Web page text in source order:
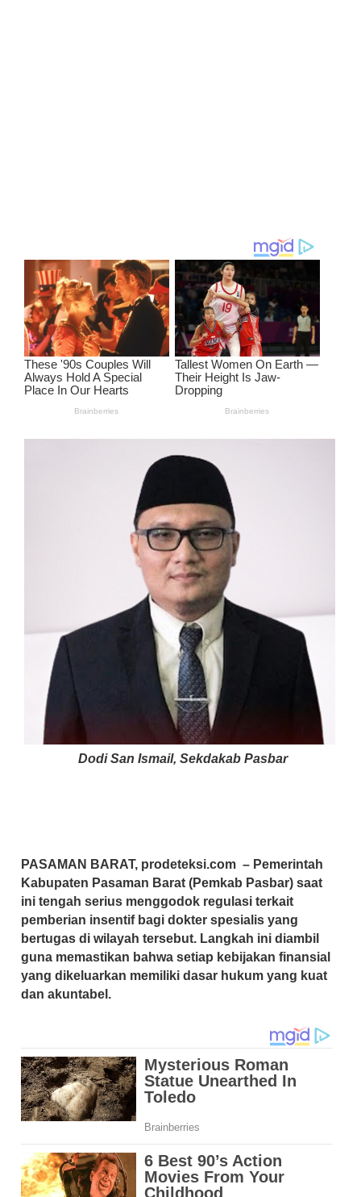
Dodi San Ismail, Sekdakab Pasbar
PASAMAN BARAT, prodeteksi.com – Pemerintah
Kabupaten Pasaman Barat (Pemkab Pasbar) saat
ini tengah serius menggodok regulasi terkait
pemberian insentif bagi dokter spesialis yang
bertugas di wilayah tersebut. Langkah ini diambil
guna memastikan bahwa setiap kebijakan finansial
yang dikeluarkan memiliki dasar hukum yang kuat
dan akuntabel.